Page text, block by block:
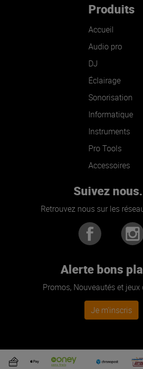
Produits
Accueil
Audio pro
DJ
Éclairage
Sonorisation
Informatique
Instruments
Pro Tools
Accessoires
Suivez
Retrouvez nous sur les
Alerte bons
Promos, Nouveautés et jeux
Je m'inscris